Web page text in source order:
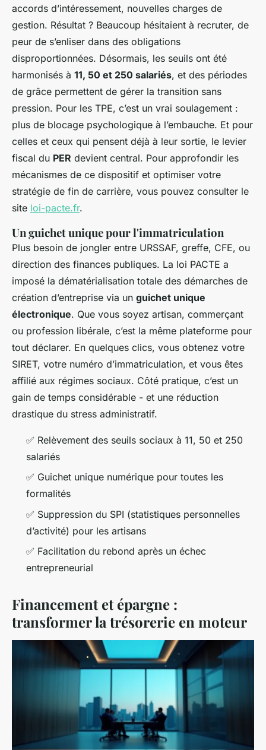
accords d’intéressement, nouvelles charges de
gestion. Résultat ? Beaucoup hésitaient à recruter, de
peur de s’enliser dans des obligations
disproportionnées. Désormais, les seuils ont été
harmonisés à 11, 50 et 250 salariés, et des périodes
de grâce permettent de gérer la transition sans
pression. Pour les TPE, c’est un vrai soulagement :
plus de blocage psychologique à l’embauche. Et pour
celles et ceux qui pensent déjà à leur sortie, le levier
fiscal du PER devient central. Pour approfondir les
mécanismes de ce dispositif et optimiser votre
stratégie de fin de carrière, vous pouvez consulter le
site loi-pacte.fr.
Un guichet unique pour l'immatriculation
Plus besoin de jongler entre URSSAF, greffe, CFE, ou
direction des finances publiques. La loi PACTE a
imposé la dématérialisation totale des démarches de
création d’entreprise via un guichet unique
électronique. Que vous soyez artisan, commerçant
ou profession libérale, c’est la même plateforme pour
tout déclarer. En quelques clics, vous obtenez votre
SIRET, votre numéro d’immatriculation, et vous êtes
affilié aux régimes sociaux. Côté pratique, c’est un
gain de temps considérable - et une réduction
drastique du stress administratif.
✅ Relèvement des seuils sociaux à 11, 50 et 250
salariés
✅ Guichet unique numérique pour toutes les
formalités
✅ Suppression du SPI (statistiques personnelles
d’activité) pour les artisans
✅ Facilitation du rebond après un échec
entrepreneurial
Financement et épargne :
transformer la trésorerie en moteur